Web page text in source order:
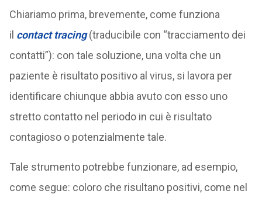
Chiariamo prima, brevemente, come funziona
il contact tracing(traducibile con “tracciamento dei
contatti”): con tale soluzione, una volta che un
paziente è risultato positivo al virus, si lavora per
identificare chiunque abbia avuto con esso uno
stretto contatto nel periodo in cui è risultato
contagioso o potenzialmente tale.
Tale strumento potrebbe funzionare, ad esempio,
come segue: coloro che risultano positivi, come nel